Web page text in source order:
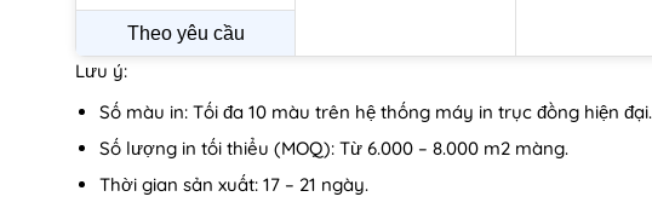
Theo yêu cầu
Lưu ý:
Số màu in: Tối đa 10 màu trên hệ thống máy in trục đồng hiện đại.
Số lượng in tối thiểu (MOQ): Từ 6.000 – 8.000 m2 màng.
Thời gian sản xuất: 17 – 21 ngày.